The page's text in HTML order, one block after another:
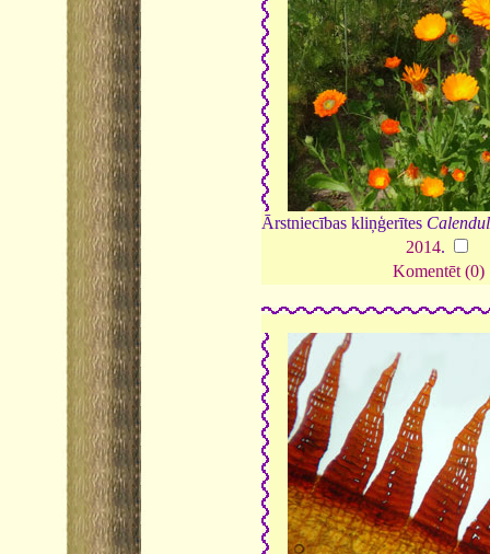
Ārstniecības kliņģerītes
2014.
Komentēt (0)